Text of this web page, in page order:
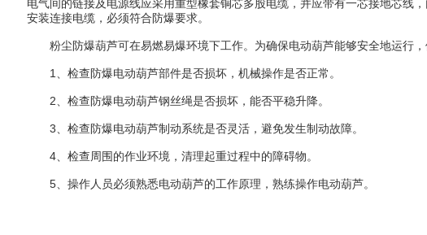
电气间的链接及电源线应采用重型橡套铜芯多股电缆，并应带有一芯接地芯线
安装连接电缆，必须符合防爆要求。
粉尘防爆葫芦可在易燃易爆环境下工作。为确保电动葫芦能够安全地运行，
1、检查防爆电动葫芦部件是否损坏，机械操作是否正常。
2、检查防爆电动葫芦钢丝绳是否损坏，能否平稳升降。
3、检查防爆电动葫芦制动系统是否灵活，避免发生制动故障。
4、检查周围的作业环境，清理起重过程中的障碍物。
5、操作人员必须熟悉电动葫芦的工作原理，熟练操作电动葫芦。